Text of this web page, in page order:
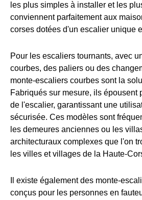
les plus simples à installer et les
conviennent parfaitement aux
corses dotées d'un escalier unique
Pour les escaliers tournants, avec
courbes, des paliers ou des
monte-escaliers courbes sont la
Fabriqués sur mesure, ils épousent
de l'escalier, garantissant une
sécurisée. Ces modèles sont
les demeures anciennes ou les
architecturaux complexes que l'on
les villes et villages de la Haute-
Il existe également des monte-
conçus pour les personnes en